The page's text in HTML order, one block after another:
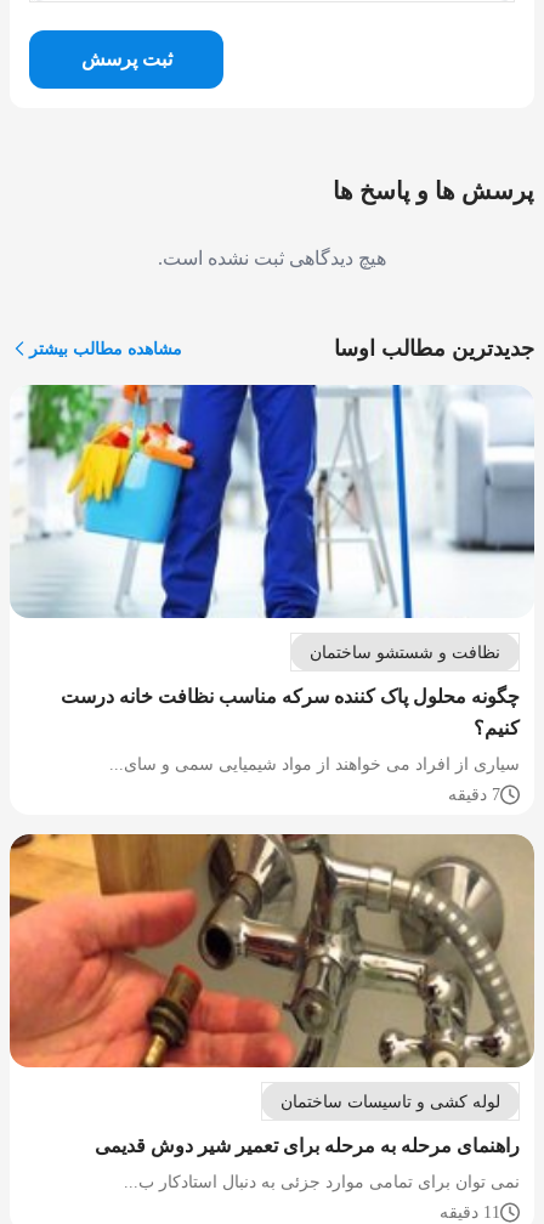
ثبت پرسش
پرسش ها و پاسخ ها
هیچ دیدگاهی ثبت نشده است.
جدیدترین مطالب اوسا مشاهده مطالب بیشتر
نظافت و شستشو ساختمان
چگونه محلول پاک کننده سرکه مناسب نظافت خانه درست
کنیم؟
سیاری از افراد می خواهند از مواد شیمیایی سمی و سای...
7 دقیقه
لوله کشی و تاسیسات ساختمان
راهنمای مرحله به مرحله برای تعمیر شیر دوش قدیمی
نمی توان برای تمامی موارد جزئی به دنبال استادکار ب...
11 دقیقه